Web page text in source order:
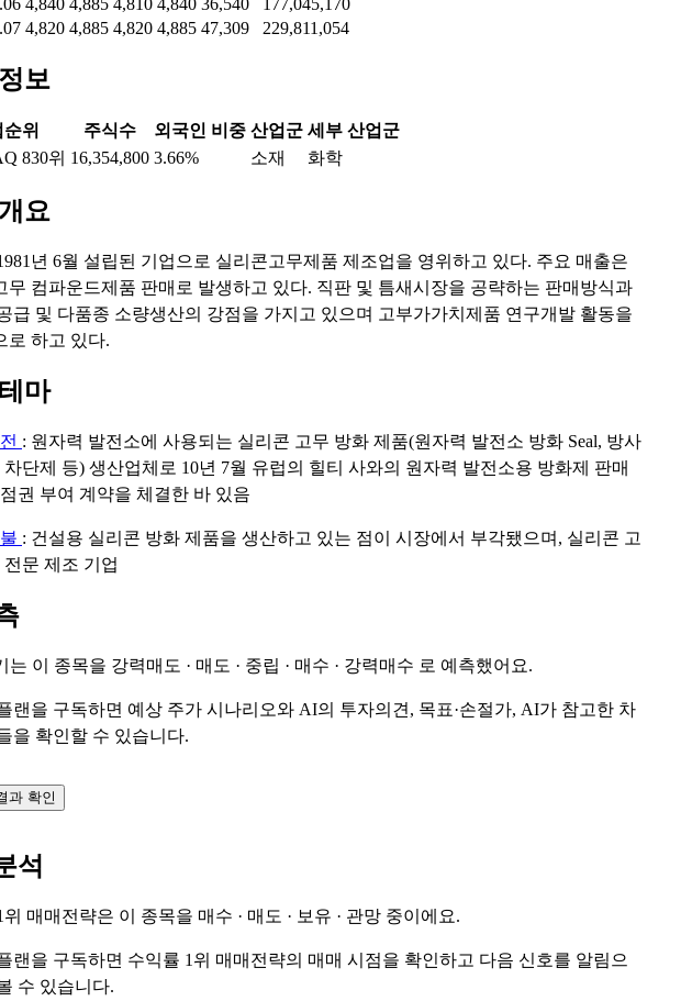
4,840 4,885 4,810 4,840 36,540
177,045,170
4,820 4,885 4,820 4,885 47,309 229,811,054
보
위 주식수 외국인 비중 산업군 세부 산업군
830위 16,354,800 3.66% 소재 화학
요
년 6월 설립된 기업으로 실리콘고무제품 제조업을 영위하고 있다. 주요 매출은
무 컴파운드제품 판매로 발생하고 있다. 직판 및 틈새시장을 공략하는 판매방식과
급 및 다품종 소량생산의 강점을 가지고 있으며 고부가가치제품 연구개발 활동을
로 하고 있다.
마
: 원자력 발전소에 사용되는 실리콘 고무 방화 제품(원자력 발전소 방화 Seal, 방사
차단제 등) 생산업체로 10년 7월 유럽의 힐티 사와의 원자력 발전소용 방화제 판매
권 부여 계약을 체결한 바 있음
: 건설용 실리콘 방화 제품을 생산하고 있는 점이 시장에서 부각됐으며, 실리콘 고
전문 제조 기업
는 이 종목을 강력매도 · 매도 · 중립 · 매수 · 강력매수 로 예측했어요.
랜을 구독하면 예상 주가 시나리오와 AI의 투자의견, 목표·손절가, AI가 참고한 차
을 확인할 수 있습니다.
과 확인
석
위 매매전략은 이 종목을 매수 · 매도 · 보유 · 관망 중이에요.
랜을 구독하면 수익률 1위 매매전략의 매매 시점을 확인하고 다음 신호를 알림으
수 있습니다.